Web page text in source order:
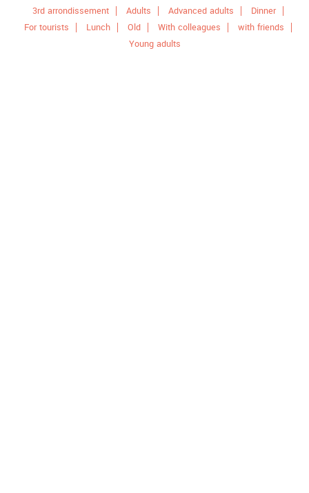
3rd arrondissement Adults Advanced adults
Dinner
For tourists
Lunch Old With colleagues
with friends
Young adults